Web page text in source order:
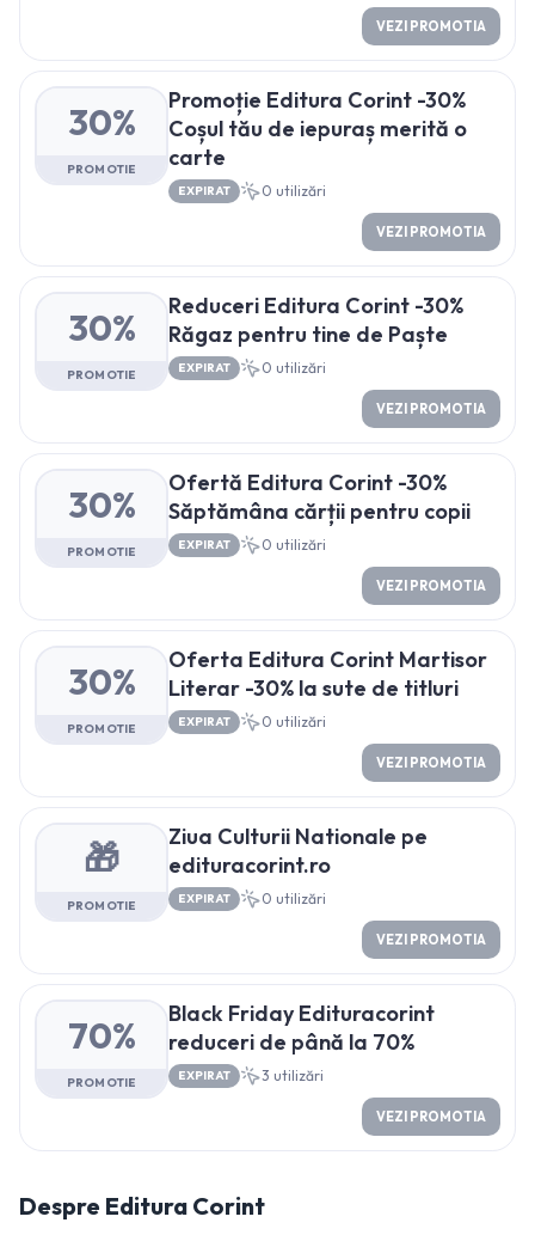
VEZI PROMOTIA
30%
PROMOTIE
Promoție Editura Corint -30%
Coșul tău de iepuraș merită o
carte
EXPIRAT 0 utilizări
VEZI PROMOTIA
30%
PROMOTIE
Reduceri Editura Corint -30%
Răgaz pentru tine de Paște
EXPIRAT 0 utilizări
VEZI PROMOTIA
30%
PROMOTIE
Ofertă Editura Corint -30%
Săptămâna cărții pentru copii
EXPIRAT 0 utilizări
VEZI PROMOTIA
30%
PROMOTIE
Oferta Editura Corint Martisor
Literar -30% la sute de titluri
EXPIRAT 0 utilizări
VEZI PROMOTIA
🎁
PROMOTIE
Ziua Culturii Nationale pe
edituracorint.ro
EXPIRAT 0 utilizări
VEZI PROMOTIA
70%
PROMOTIE
Black Friday Edituracorint
reduceri de până la 70%
EXPIRAT 3 utilizări
VEZI PROMOTIA
Despre Editura Corint